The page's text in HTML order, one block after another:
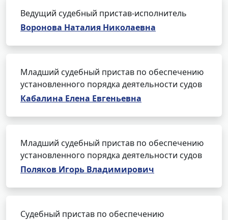
Ведущий судебный пристав-исполнитель
Воронова Наталия Николаевна
Младший судебный пристав по обеспечению
установленного порядка деятельности судов
Кабалина Елена Евгеньевна
Младший судебный пристав по обеспечению
установленного порядка деятельности судов
Поляков Игорь Владимирович
Судебный пристав по обеспечению